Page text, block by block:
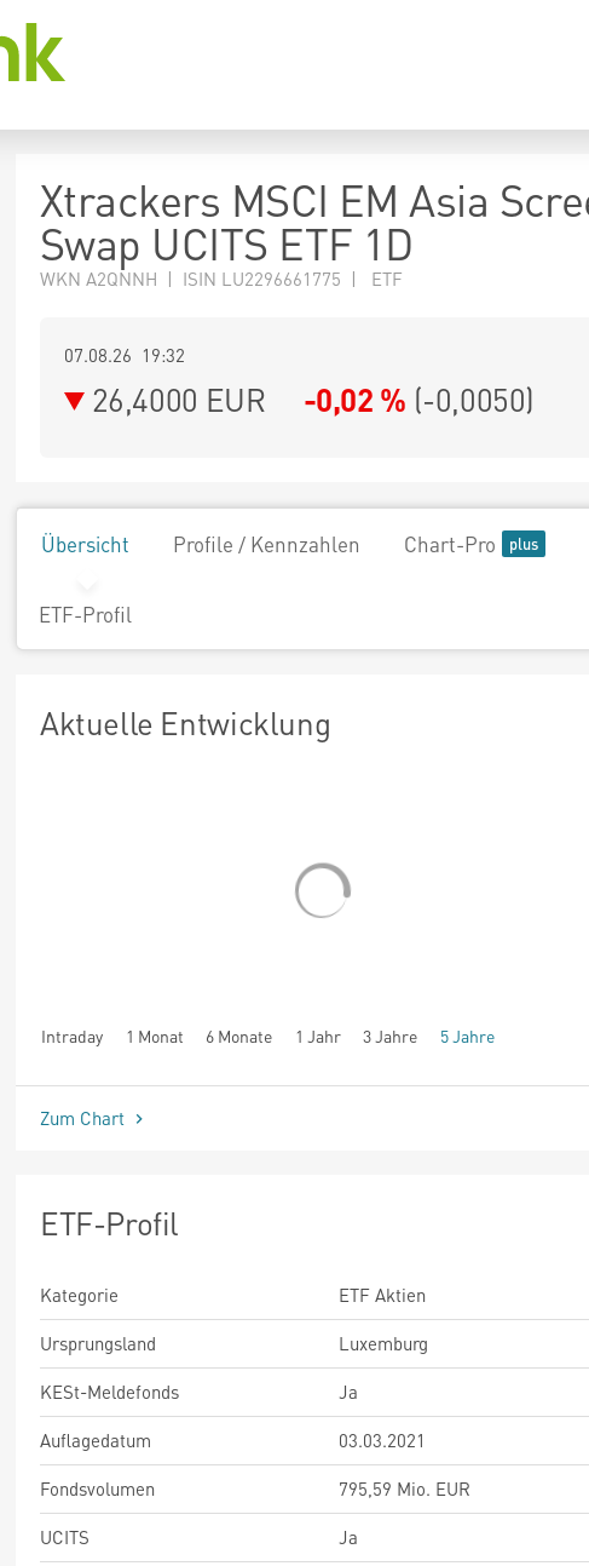
Xtrackers MSCI EM Asia
Swap UCITS ETF 1D
WKN A2QNNH | ISIN LU2296661775 | ETF
07.08.26 19:32
26,4000 EUR -0,02 % (-0,0050)
Übersicht Profile / Kennzahlen Chart-Pro
ETF-Profil
Aktuelle Entwicklung
Intraday 1 Monat 6 Monate 1 Jahr 3 Jahre 5 Jahre
seit Beginn
Zum Chart
ETF-Profil
Kategorie
ETF Aktien
Ursprungsland
Luxemburg
KESt-Meldefonds
Ja
Auflagedatum
03.03.2021
Fondsvolumen
795,59 Mio. EUR
UCITS
Ja